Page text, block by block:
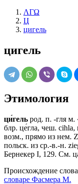
ΛΓΩ
Ц
цигель
цигель
Этимология
ци́гель род. п. -гля м.
блр. це́гла, чеш. cihla,
возм., прямо из нем.
польск. из ср.-в.-н.
Бернекер I, 129. См.
Происхождение слова
словаре Фасмера М.